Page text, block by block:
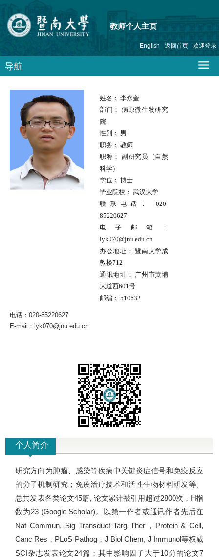
教师个人主页
English 返回首页 欢迎登录
导航
姓名： 李永奎
部门： 病原微生物研究
院
性别： 男
职务： 教师
职称： 副研究员（自然
科学）
学位： 博士
毕业院校： 武汉大学
联系电话： 020-
85220627
电子邮箱：
lyk070@jnu.edu.cn
办公地址：暨南大学成
教楼712
通讯地址： 广州市黄埔
大道西601号
邮编： 510632
电话：020-85220627
E-mail： lyk070@jnu.edu.cn
个人简介
研究方向为肿瘤、感染等疾病中关键炎症信号和免疫反应
的分子机制研究；免疫治疗技术和活性生物材料研发等。
总共发表各类论文45篇, 论文累计被引用超过2800次，H指
数为23 (Google Scholar)。以第一作者或通讯作者先后在
Nat Commun, Sig Transduct Targ Ther，Protein & Cell,
Canc Res，PLoS Pathog，J Biol Chem, J Immunol等权威
SCI杂志发表论文24篇；其中影响因子大于10分的论文7